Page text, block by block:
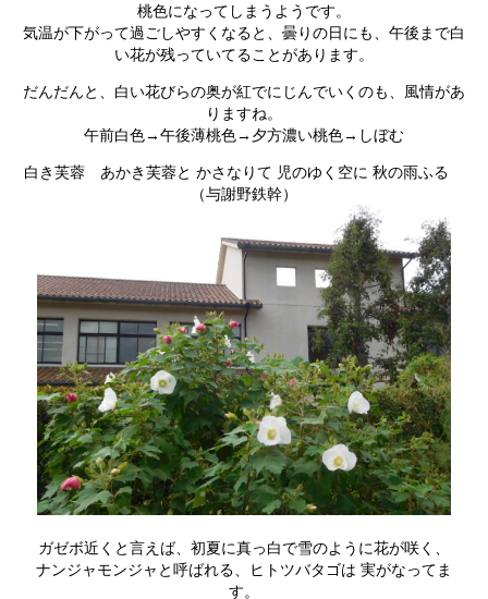
桃色になってしまうようです。
気温が下がって過ごしやすくなると、曇りの日にも、午後まで白
い花が残っていてることがあります。
だんだんと、白い花びらの奥が紅でにじんでいくのも、風情があ
りますね。
午前白色→午後薄桃色→夕方濃い桃色→しぼむ
白き芙蓉 あかき芙蓉と かさなりて 児のゆく空に 秋の雨ふる
（与謝野鉄幹）
ガゼボ近くと言えば、初夏に真っ白で雪のように花が咲く、
ナンジャモンジャと呼ばれる、ヒトツバタゴは 実がなってま
す。